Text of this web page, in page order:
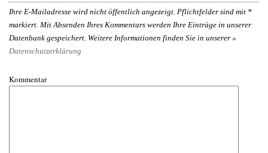
Ihre E-Mailadresse wird nicht öffentlich angezeigt. Pflichtfelder sind mit *
markiert. Mit Absenden Ihres Kommentars werden Ihre Einträge in unserer
Datenbank gespeichert. Weitere Informationen finden Sie in unserer »
Datenschutzerklärung
Kommentar